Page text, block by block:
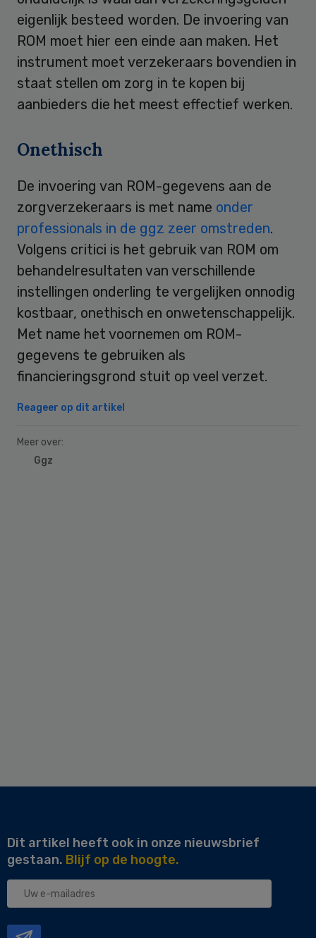
eigenlijk besteed worden. De invoering van
ROM moet hier een einde aan maken. Het
instrument moet verzekeraars bovendien in
staat stellen om zorg in te kopen bij
aanbieders die het meest effectief werken.
Onethisch
De invoering van ROM-gegevens aan de
zorgverzekeraars is met name onder
professionals in de ggz zeer omstreden.
Volgens critici is het gebruik van ROM om
behandelresultaten van verschillende
instellingen onderling te vergelijken onnodig
kostbaar, onethisch en onwetenschappelijk.
Met name het voornemen om ROM-
gegevens te gebruiken als
financieringsgrond stuit op veel verzet.
Reageer op dit artikel
Meer over:
Ggz
Dit artikel heeft ook in onze nieuwsbrief
gestaan. Blijf op de hoogte.
Uw